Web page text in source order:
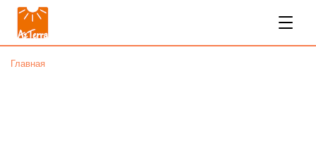
Главная